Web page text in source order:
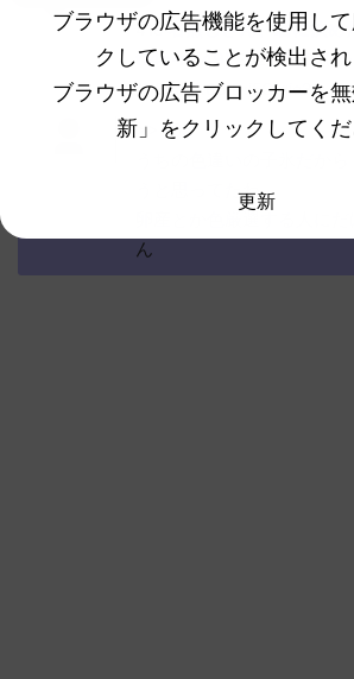
418名無しさん、君に決め
ff4c-mI49)2022/12/02(金)
11:59:06.66ID:j5C/gie30
>>405
うと思ってたわ
ん
ブラウザの広告機能を使用し
クしていることが検出され
ブラウザの広告ブロッカーを
新」をクリックしてくだ
更新